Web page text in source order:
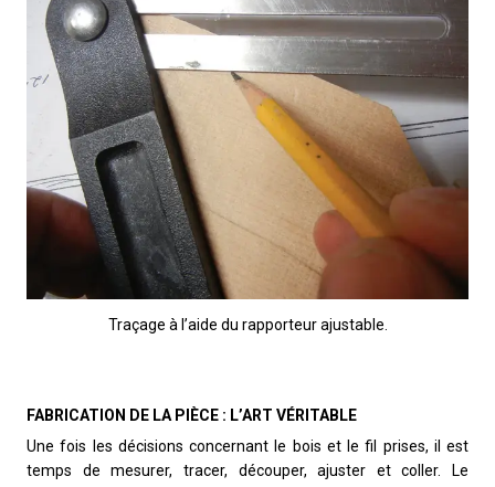
Traçage à l’aide du rapporteur ajustable.
FABRICATION DE LA PIÈCE : L’ART VÉRITABLE
Une fois les décisions concernant le bois et le fil prises, il est
temps de mesurer, tracer, découper, ajuster et coller. Le